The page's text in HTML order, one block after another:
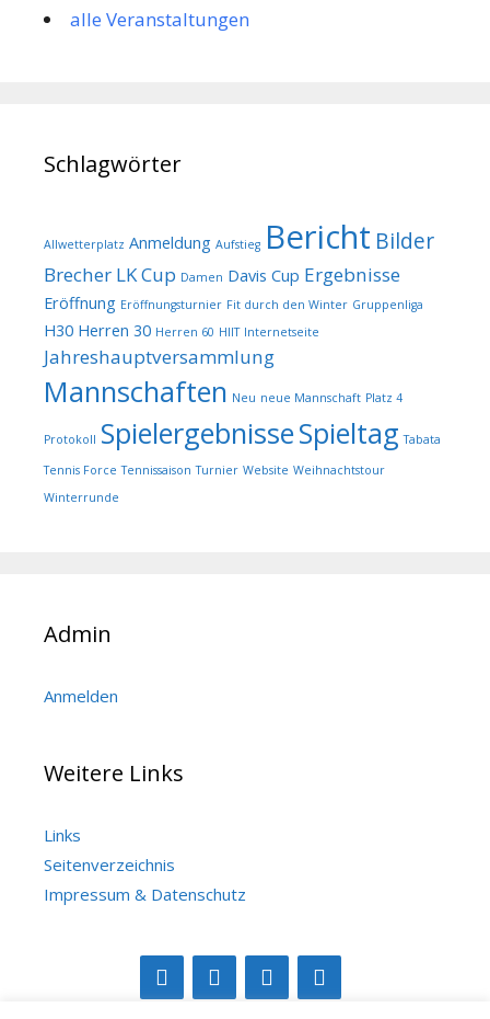
alle Veranstaltungen
Schlagwörter
Allwetterplatz Anmeldung Aufstieg Bericht Bilder
Brecher LK Cup Damen Davis Cup Ergebnisse
Eröffnung Eröffnungsturnier Fit durch den Winter Gruppenliga
H30 Herren 30 Herren 60 HIIT Internetseite
Jahreshauptversammlung
Mannschaften Neu neue Mannschaft Platz 4
Protokoll SpielergebnisseSpieltag Tabata
Tennis Force Tennissaison Turnier Website Weihnachtstour
Winterrunde
Admin
Anmelden
Weitere Links
Links
Seitenverzeichnis
Impressum & Datenschutz